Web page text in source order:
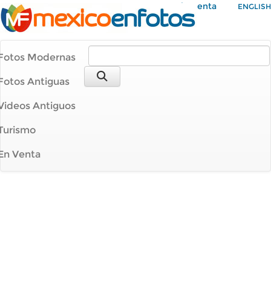
Mi Cuenta ENGLISH
Modernas
Antiguas
Antiguos
Venta